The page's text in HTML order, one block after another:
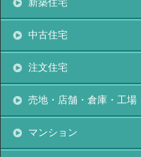
新築住宅
中古住宅
注文住宅
売地・店舗・倉庫・工場
マンション